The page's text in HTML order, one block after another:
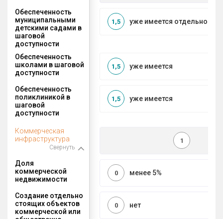
Обеспеченность
муниципальными
детскими садами в
шаговой
доступности
уже имеется
1,5
Обеспеченность
школами в шаговой
доступности
уже имеется
1,5
Обеспеченность
поликлиникой в
шаговой
доступности
уже имеется
1,5
Коммерческая
инфраструктура
Свернуть
1
Доля
коммерческой
недвижимости
менее 5%
0
Создание отдельно
стоящих объектов
коммерческой или
нет
0